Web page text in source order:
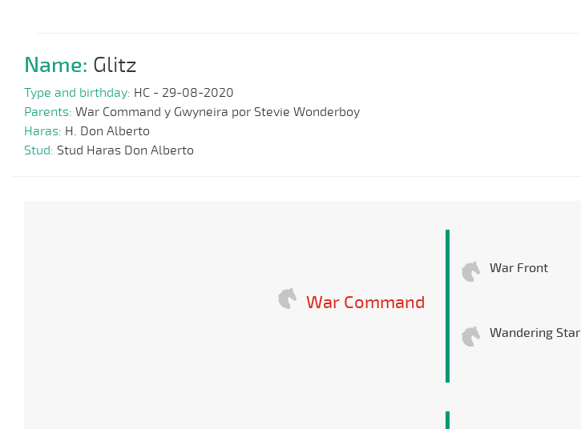
Name: Glitz
Type and birthday: HC - 29-08-2020
Parents: War Command y Gwyneira por Stevie Wonderboy
Haras: H. Don Alberto
Stud: Stud Haras Don Alberto
War Command
War Front
Wandering Star